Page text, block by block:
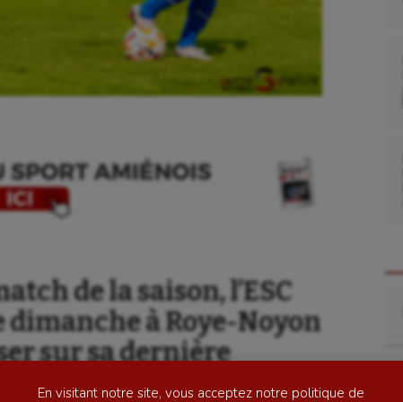
En visitant notre site, vous acceptez notre politique de
Longue paume
Moto
de la saison, l’ESC
dimanche à Roye-Noyon
sur sa dernière